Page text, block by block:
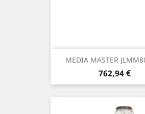
MEDIA MASTER
Prix
762,94 €